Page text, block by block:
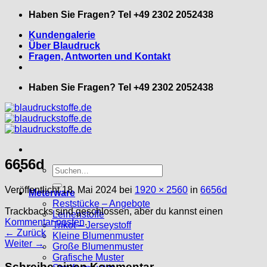
Zum
springen
Haben Sie Fragen? Tel +49 2302 2052438
Kundengalerie
Über Blaudruck
Fragen, Antworten und Kontakt
Haben Sie Fragen? Tel +49 2302 2052438
Suche
nach:
Meterware
Reststücke – Angebote
Leinenstoffe
Trikot – Jerseystoff
Kleine Blumenmuster
Große Blumenmuster
Grafische Muster
6656d
Veröffentlicht18. Mai 2024 bei 1920 × 2560 in 6656d
Trackbacks sind geschlossen, aber du kannst einen
Kommentar posten.
← Zurück
Weiter →